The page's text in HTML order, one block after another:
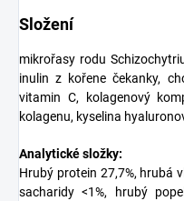
Složení
mikrořasy rodu
inulin z kořene čekanky,
vitamin C, kolagenový
kolagenu, kyselina
Analytické složky:
Hrubý protein 27,7%, hrubá
sacharidy <1%, hrubý